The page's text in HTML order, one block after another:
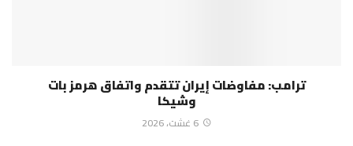
ترامب: مفاوضات إيران تتقدم واتفاق هرمز بات
وشيكا
6 غشت، 2026